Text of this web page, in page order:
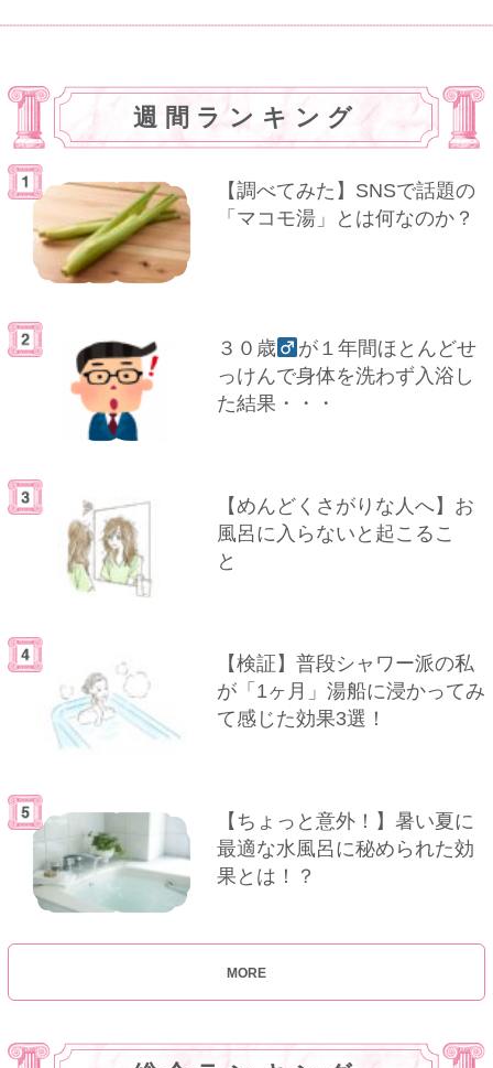
週間ランキング
【調べてみた】SNSで話題の
「マコモ湯」とは何なのか？
３０歳
が１年間ほとんどせ
っけんで身体を洗わず入浴し
た結果・・・
【めんどくさがりな人へ】お
風呂に入らないと起こるこ
と
【検証】普段シャワー派の私
が「1ヶ月」湯船に浸かってみ
て感じた効果3選！
【ちょっと意外！】暑い夏に
最適な水風呂に秘められた効
果とは！？
MORE